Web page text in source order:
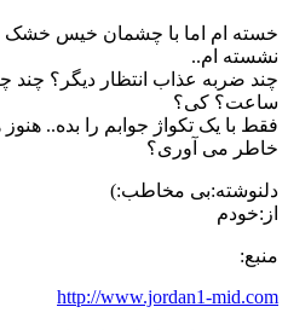
خسته ام اما با چشمان خیس خشک
نشسته ام..
چند ضربه عذاب انتظار دیگر؟
ساعت؟ کی؟
فقط با یک تکواژ جوابم را بده..
خاطر می آوری؟
دلنوشته:بی مخاطب:)
از:خودم
منبع:
http://www.jordan1-mid.com